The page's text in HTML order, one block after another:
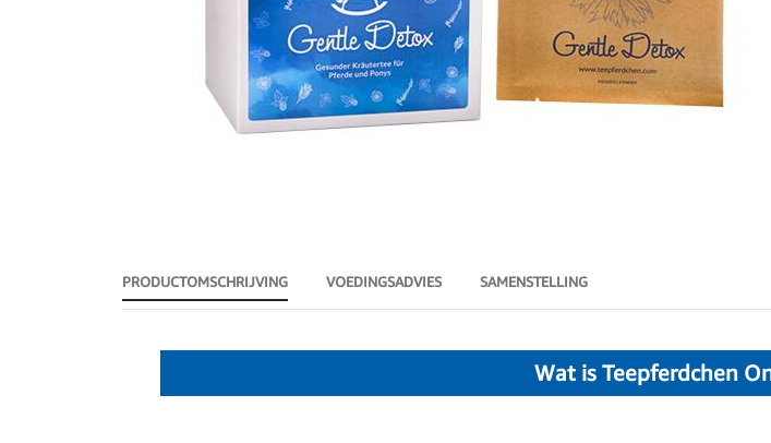
het
van
PRODUCTOMSCHRIJVING
Productomschrijving
Wat is Teepferdchen
VOEDINGSADVIES SAMENSTELLING